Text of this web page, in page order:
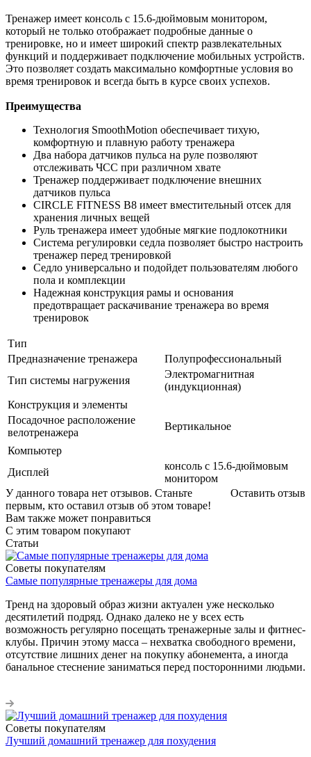
Тренажер имеет консоль с 15.6-дюймовым монитором,
который не только отображает подробные данные о
тренировке, но и имеет широкий спектр развлекательных
функций и поддерживает подключение мобильных устройств.
Это позволяет создать максимально комфортные условия во
время тренировок и всегда быть в курсе своих успехов.
Преимущества
Технология SmoothMotion обеспечивает тихую,
комфортную и плавную работу тренажера
Два набора датчиков пульса на руле позволяют
отслеживать ЧСС при различном хвате
Тренажер поддерживает подключение внешних
датчиков пульса
CIRCLE FITNESS B8 имеет вместительный отсек для
хранения личных вещей
Руль тренажера имеет удобные мягкие подлокотники
Система регулировки седла позволяет быстро настроить
тренажер перед тренировкой
Седло универсально и подойдет пользователям любого
пола и комплекции
Надежная конструкция рамы и основания
предотвращает раскачивание тренажера во время
тренировок
Тип
Предназначение тренажера
Полупрофессиональный
Тип системы нагружения
Электромагнитная
(индукционная)
Конструкция и элементы
Посадочное расположение
велотренажера
Вертикальное
Компьютер
Дисплей
консоль с 15.6-дюймовым
монитором
Оставить отзыв
У данного товара нет отзывов. Станьте
первым, кто оставил отзыв об этом товаре!
Вам также может понравиться
С этим товаром покупают
Статьи
Советы покупателям
Самые популярные тренажеры для дома
Тренд на здоровый образ жизни актуален уже несколько
десятилетий подряд. Однако далеко не у всех есть
возможность регулярно посещать тренажерные залы и фитнес-
клубы. Причин этому масса – нехватка свободного времени,
отсутствие лишних денег на покупку абонемента, а иногда
банальное стеснение заниматься перед посторонними людьми.
Советы покупателям
Лучший домашний тренажер для похудения